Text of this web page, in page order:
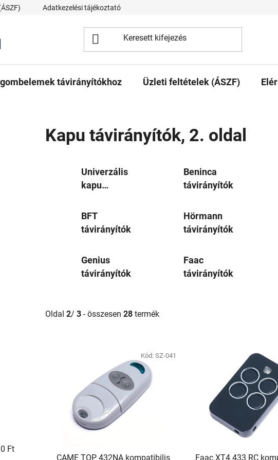
Adatkezelési tájékoztató
távirányítókhoz Üzleti feltételek (ÁSZF)
Ft
Kapu távirányítók, 2. oldal
Univerzális
kapu
Beninca
távirányítók
BFT
távirányítók
Hörmann
távirányítók
Genius
távirányítók
Faac
távirányítók
Oldal 2/ 3 - összesen 28 termék
CAME TOP 432NA kompatibilis
Kód: SZ-041
Faac XT4 433 RC